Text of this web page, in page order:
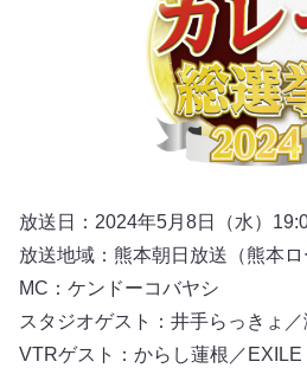
放送日：2024年5月8日（水）
放送地域：熊本朝⽇放送（熊本ロ
MC：ケンドーコバヤシ
スタジオゲスト：井手らっきょ
VTRゲスト：からし蓮根／EXILE